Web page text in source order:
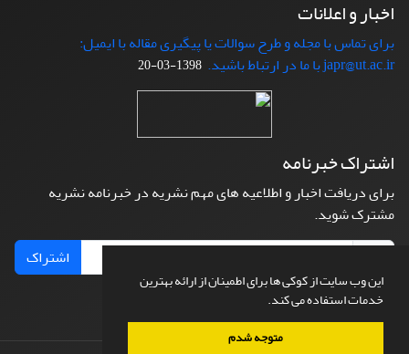
این وب سایت از کوکی ها برای اطمینان از ارائه بهترین
خدمات استفاده می کند.
متوجه شدم
اخبار و اعلانات
برای تماس با مجله و طرح سوالات یا پیگیری مقاله با ایمیل:
japr@ut.ac.ir با ما در ارتباط باشید.
1398-03-20
اشتراک خبرنامه
برای دریافت اخبار و اطلاعیه های مهم نشریه در خبرنامه نشریه
مشترک شوید.
اشتراک